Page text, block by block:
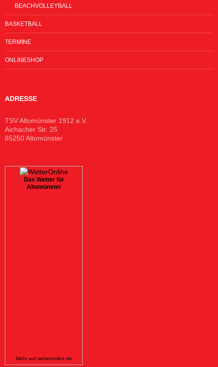
BEACHVOLLEYBALL
BASKETBALL
TERMINE
ONLINESHOP
ADRESSE
TSV Altomünster 1912 e.V.
Aichacher Str. 25
85250 Altomünster
Das Wetter für
Altomünster
Mehr auf wetteronline.de